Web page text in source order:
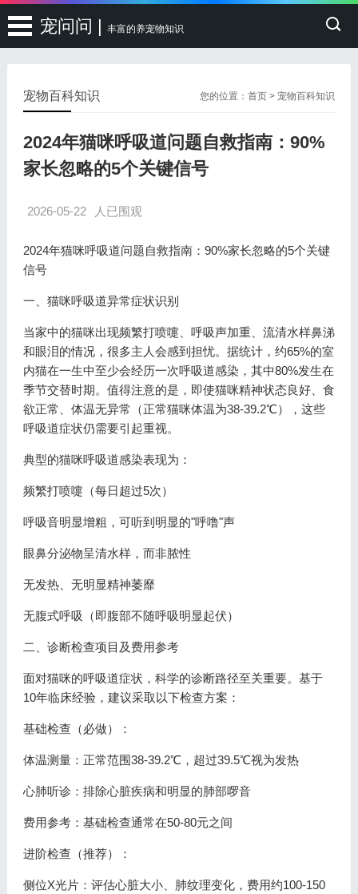
宠问问 | 丰富的养宠物知识
您的位置：首页 >宠物百科知识
宠物百科知识
2024年猫咪呼吸道问题自救指南：90%
家长忽略的5个关键信号
2026-05-22 人已围观
2024年猫咪呼吸道问题自救指南：90%家长忽略的5个关键
信号
一、猫咪呼吸道异常症状识别
当家中的猫咪出现频繁打喷嚏、呼吸声加重、流清水样鼻涕
和眼泪的情况，很多主人会感到担忧。据统计，约65%的室
内猫在一生中至少会经历一次呼吸道感染，其中80%发生在
季节交替时期。值得注意的是，即使猫咪精神状态良好、食
欲正常、体温无异常（正常猫咪体温为38-39.2℃），这些
呼吸道症状仍需要引起重视。
典型的猫咪呼吸道感染表现为：
频繁打喷嚏（每日超过5次）
呼吸音明显增粗，可听到明显的"呼噜"声
眼鼻分泌物呈清水样，而非脓性
无发热、无明显精神萎靡
无腹式呼吸（即腹部不随呼吸明显起伏）
二、诊断检查项目及费用参考
面对猫咪的呼吸道症状，科学的诊断路径至关重要。基于
10年临床经验，建议采取以下检查方案：
基础检查（必做）：
体温测量：正常范围38-39.2℃，超过39.5℃视为发热
心肺听诊：排除心脏疾病和明显的肺部啰音
费用参考：基础检查通常在50-80元之间
进阶检查（推荐）：
侧位X光片：评估心脏大小、肺纹理变化，费用约100-150